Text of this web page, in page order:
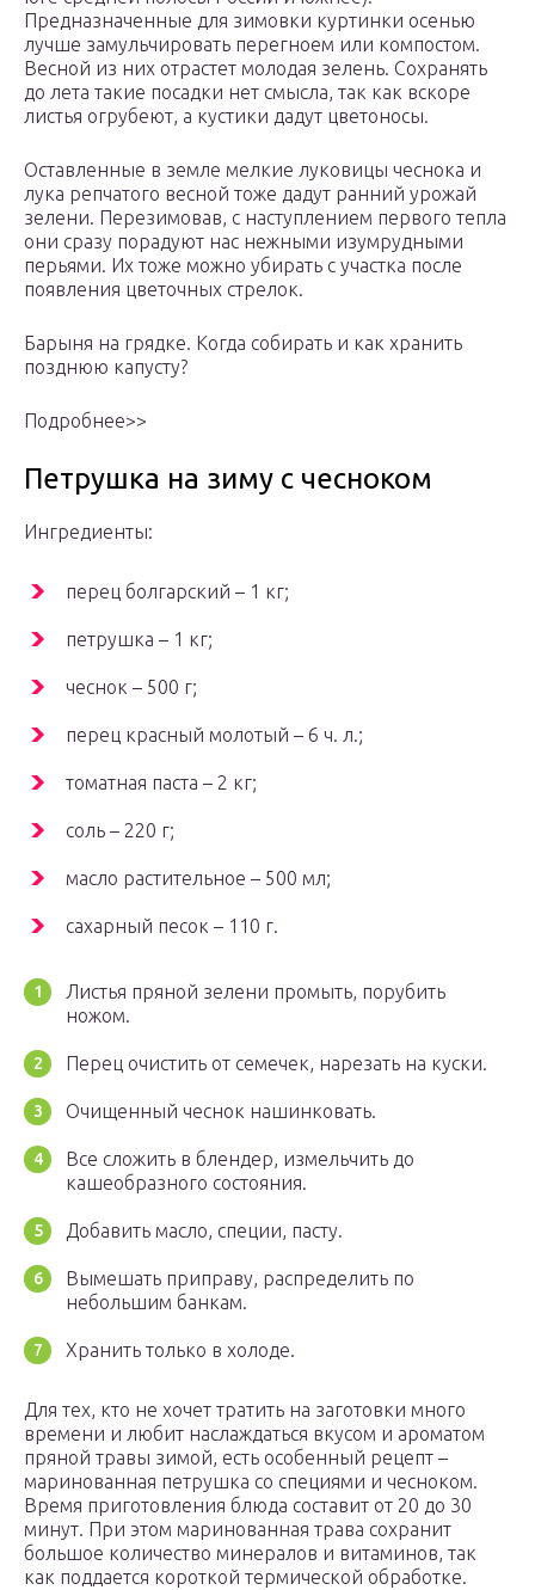
Предназначенные для зимовки куртинки осенью
лучше замульчировать перегноем или компостом.
Весной из них отрастет молодая зелень. Сохранять
до лета такие посадки нет смысла, так как вскоре
листья огрубеют, а кустики дадут цветоносы.
Оставленные в земле мелкие луковицы чеснока и
лука репчатого весной тоже дадут ранний урожай
зелени. Перезимовав, с наступлением первого тепла
они сразу порадуют нас нежными изумрудными
перьями. Их тоже можно убирать с участка после
появления цветочных стрелок.
Барыня на грядке. Когда собирать и как хранить
позднюю капусту?
Подробнее>>
Петрушка на зиму с чесноком
Ингредиенты:
перец болгарский – 1 кг;
петрушка – 1 кг;
чеснок – 500 г;
перец красный молотый – 6 ч. л.;
томатная паста – 2 кг;
соль – 220 г;
масло растительное – 500 мл;
сахарный песок – 110 г.
Листья пряной зелени промыть, порубить
ножом.
Перец очистить от семечек, нарезать на куски.
Очищенный чеснок нашинковать.
Все сложить в блендер, измельчить до
кашеобразного состояния.
Добавить масло, специи, пасту.
Вымешать приправу, распределить по
небольшим банкам.
Хранить только в холоде.
Для тех, кто не хочет тратить на заготовки много
времени и любит наслаждаться вкусом и ароматом
пряной травы зимой, есть особенный рецепт –
маринованная петрушка со специями и чесноком.
Время приготовления блюда составит от 20 до 30
минут. При этом маринованная трава сохранит
большое количество минералов и витаминов, так
как поддается короткой термической обработке.